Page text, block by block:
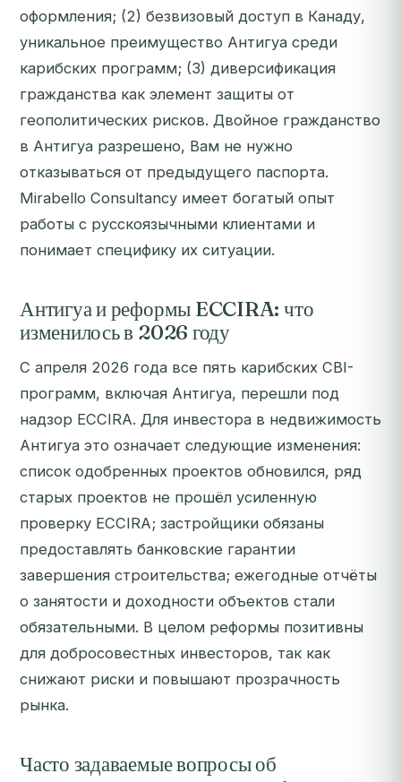
оформления; (2) безвизовый доступ в Канаду,
уникальное преимущество Антигуа среди
карибских программ; (3) диверсификация
гражданства как элемент защиты от
геополитических рисков. Двойное гражданство
в Антигуа разрешено, Вам не нужно
отказываться от предыдущего паспорта.
Mirabello Consultancy имеет богатый опыт
работы с русскоязычными клиентами и
понимает специфику их ситуации.
Антигуа и реформы ECCIRA: что
изменилось в 2026 году
С апреля 2026 года все пять карибских CBI-
программ, включая Антигуа, перешли под
надзор ECCIRA. Для инвестора в недвижимость
Антигуа это означает следующие изменения:
список одобренных проектов обновился, ряд
старых проектов не прошёл усиленную
проверку ECCIRA; застройщики обязаны
предоставлять банковские гарантии
завершения строительства; ежегодные отчёты
о занятости и доходности объектов стали
обязательными. В целом реформы позитивны
для добросовестных инвесторов, так как
снижают риски и повышают прозрачность
рынка.
Часто задаваемые вопросы об